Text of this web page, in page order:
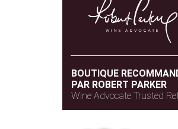
BOUTIQUE
PAR ROBERT PARKER
Wine Advocate Trusted